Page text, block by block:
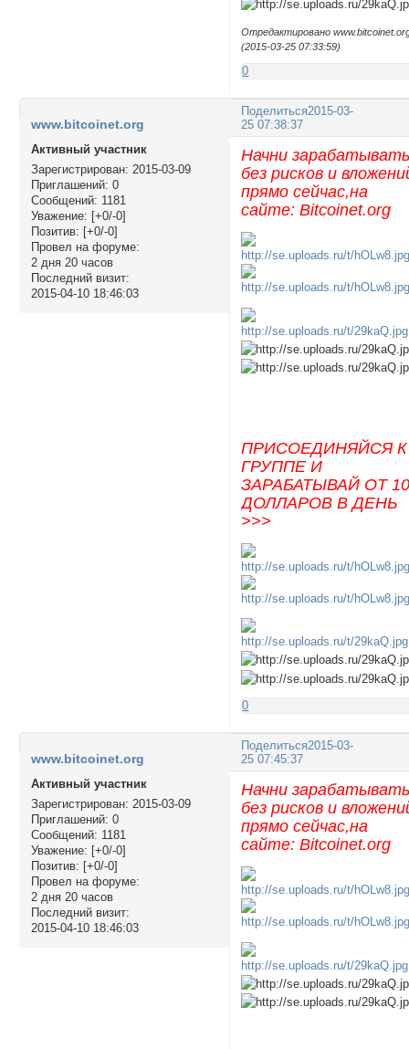
Отредактировано
(2015-03-25 07:33:59)
0
Поделиться2015-03-
25 07:38:37
www.bitcoinet.org
Активный участник
Зарегистрирован: 2015-03-09
Приглашений: 0
Сообщений: 1181
Уважение: [+0/-0]
Позитив: [+0/-0]
Провел на форуме:
2 дня 20 часов
Последний визит:
2015-04-10 18:46:03
Начни
без рисков и
прямо сейчас,на
сайте: Bitcoinet.org
ПРИСОЕДИНЯЙСЯ К
ГРУППЕ И
ЗАРАБАТЫВАЙ ОТ
ДОЛЛАРОВ В ДЕНЬ
>>>
0
Поделиться2015-03-
25 07:45:37
www.bitcoinet.org
Активный участник
Зарегистрирован: 2015-03-09
Приглашений: 0
Сообщений: 1181
Уважение: [+0/-0]
Позитив: [+0/-0]
Провел на форуме:
2 дня 20 часов
Последний визит:
2015-04-10 18:46:03
Начни
без рисков и
прямо сейчас,на
сайте: Bitcoinet.org